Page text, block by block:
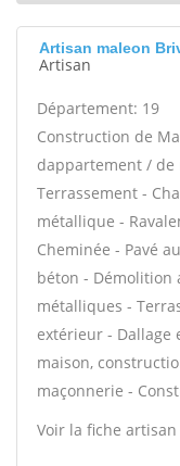
Artisan maleon
Artisan
Département: 19
Construction de
dappartement /
Terrassement -
métallique -
Cheminée - Pavé
béton - Démolition
métalliques -
extérieur - Dallage
maison,
maçonnerie -
Voir la fiche artisan